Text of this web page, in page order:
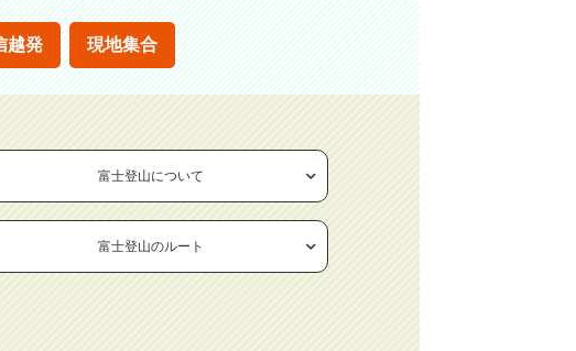
越発 現地集合
富士登山について
富士登山のルート